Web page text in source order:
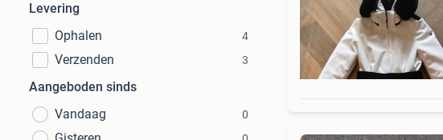
Levering
Ophalen
4
Verzenden 3
Aangeboden sinds
Vandaag
0